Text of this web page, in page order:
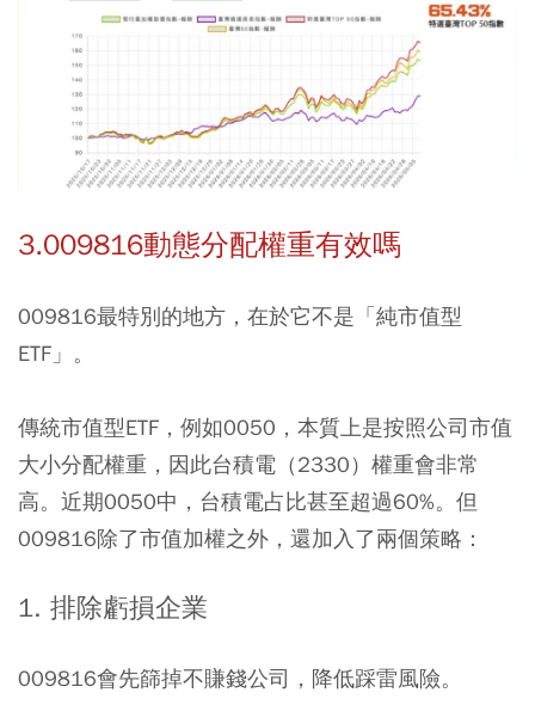
3.009816動態分配權重有效嗎
009816最特別的地方，在於它不是「純市值型
ETF」。
傳統市值型ETF，例如0050，本質上是按照公司市值
大小分配權重，因此台積電（2330）權重會非常
高。近期0050中，台積電占比甚至超過60%。但
009816除了市值加權之外，還加入了兩個策略：
1. 排除虧損企業
009816會先篩掉不賺錢公司，降低踩雷風險。